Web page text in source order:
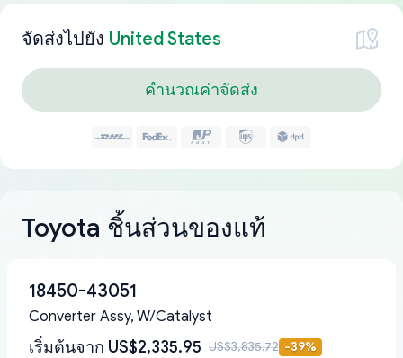
จัดส่งไปยัง United States
คำนวณค่าจัดส่ง
Toyota ชิ้นส่วนของแท้
18450-43051
Converter Assy, W/Catalyst
เริ่มต้นจาก US$2,335.95 US$3,835.72 -39%